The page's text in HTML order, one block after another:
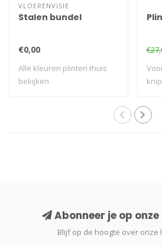
VLOERENVISIE
Stalen bundel
€0,00
Alle kleuren plinten thuis
bekijken
Abonneer je op
Blijf op de hoogte over onze